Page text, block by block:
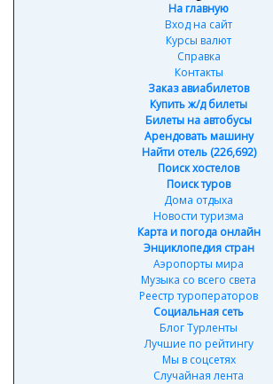
На главную
Вход на сайт
Курсы валют
Справка
Контакты
Заказ авиабилетов
Купить ж/д билеты
Билеты на автобусы
Арендовать машину
Найти отель (226,692)
Поиск хостелов
Поиск туров
Дома отдыха
Новости туризма
Карта и погода онлайн
Энциклопедия стран
Аэропорты мира
Музыка со всего света
Реестр туроператоров
Социальная сеть
Блог Турленты
Лучшие по рейтингу
Мы в соцсетях
Случайная лента